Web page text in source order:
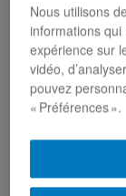
SYNTAXE
####
Nous utilisons
informations
expérience sur
vidéo,
pouvez
« Préférences ».